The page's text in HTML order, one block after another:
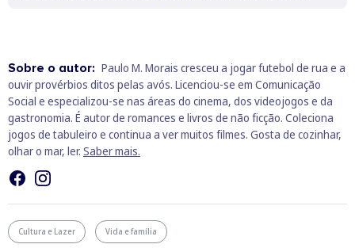
Sobre o autor: Paulo M. Morais cresceu a jogar futebol de rua e a
ouvir provérbios ditos pelas avós. Licenciou-se em Comunicação
Social e especializou-se nas áreas do cinema, dos videojogos e da
gastronomia. É autor de romances e livros de não ficção. Coleciona
jogos de tabuleiro e continua a ver muitos filmes. Gosta de cozinhar,
olhar o mar, ler. Saber mais.
Cultura e Lazer Vida e família